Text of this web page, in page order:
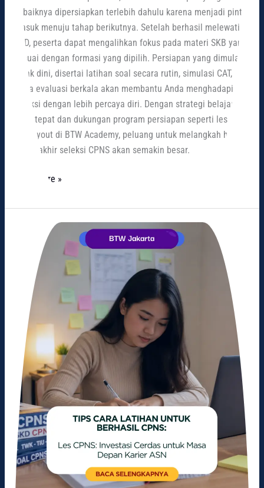
sebaiknya dipersiapkan terlebih dahulu karena menjadi pintu
masuk menuju tahap berikutnya. Setelah berhasil melewati
SKD, peserta dapat mengalihkan fokus pada materi SKB yang
sesuai dengan formasi yang dipilih. Persiapan yang dimulai
sejak dini, disertai latihan soal secara rutin, simulasi CAT,
serta evaluasi berkala akan membantu Anda menghadapi
seleksi dengan lebih percaya diri. Dengan strategi belajar
yang tepat dan dukungan program persiapan seperti les SKD
dan tryout di BTW Academy, peluang untuk melangkah hingga
tahap akhir seleksi CPNS akan semakin besar.
Read More »
Investasi
Cerdas
untuk
Masa
Depan
Karier
ASN